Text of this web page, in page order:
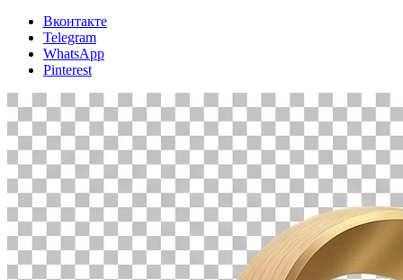
Вконтакте
Telegram
WhatsApp
Pinterest